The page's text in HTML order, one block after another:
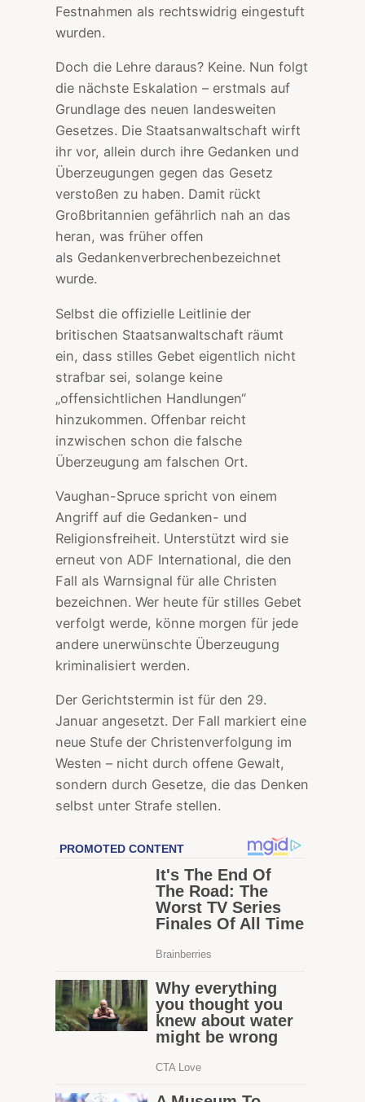
Festnahmen als rechtswidrig eingestuft
wurden.
Doch die Lehre daraus? Keine. Nun folgt
die nächste Eskalation – erstmals auf
Grundlage des neuen landesweiten
Gesetzes. Die Staatsanwaltschaft wirft
ihr vor, allein durch ihre Gedanken und
Überzeugungen gegen das Gesetz
verstoßen zu haben. Damit rückt
Großbritannien gefährlich nah an das
heran, was früher offen
als Gedankenverbrechenbezeichnet
wurde.
Selbst die offizielle Leitlinie der
britischen Staatsanwaltschaft räumt
ein, dass stilles Gebet eigentlich nicht
strafbar sei, solange keine
„offensichtlichen Handlungen“
hinzukommen. Offenbar reicht
inzwischen schon die falsche
Überzeugung am falschen Ort.
Vaughan-Spruce spricht von einem
Angriff auf die Gedanken- und
Religionsfreiheit. Unterstützt wird sie
erneut von ADF International, die den
Fall als Warnsignal für alle Christen
bezeichnen. Wer heute für stilles Gebet
verfolgt werde, könne morgen für jede
andere unerwünschte Überzeugung
kriminalisiert werden.
Der Gerichtstermin ist für den 29.
Januar angesetzt. Der Fall markiert eine
neue Stufe der Christenverfolgung im
Westen – nicht durch offene Gewalt,
sondern durch Gesetze, die das Denken
selbst unter Strafe stellen.